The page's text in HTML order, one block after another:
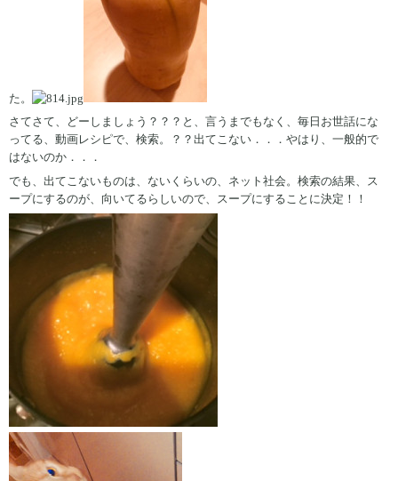
た。
さてさて、どーしましょう？？？と、言うまでもなく、毎日お世話にな
ってる、動画レシピで、検索。？？出てこない．．．やはり、一般的で
はないのか．．．
でも、出てこないものは、ないくらいの、ネット社会。検索の結果、ス
ープにするのが、向いてるらしいので、スープにすることに決定！！